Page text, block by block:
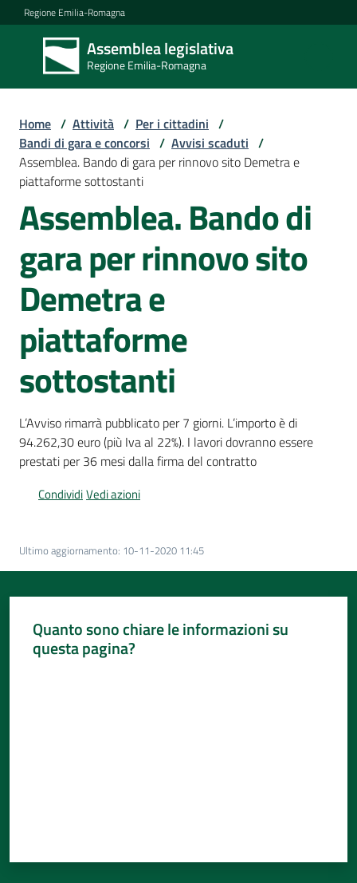
Vai al contenuto
Vai alla navigazione
Vai al footer
Regione Emilia-Romagna
Assemblea legislativa
Regione Emilia-Romagna
Assemblea
legislativa
Regione Emilia-
Assemblea
Attività
Argomenti
Per
i
media
Per
i
Menu selezionato
Home / Attività / Per i cittadini /
Bandi di gara e concorsi / Avvisi scaduti /
Assemblea. Bando di gara per rinnovo sito Demetra e
piattaforme sottostanti
Assemblea. Bando di
gara per rinnovo sito
Demetra e
piattaforme
sottostanti
L’Avviso rimarrà pubblicato per 7 giorni. L’importo è di
94.262,30 euro (più Iva al 22%). I lavori dovranno essere
prestati per 36 mesi dalla firma del contratto
CondividiVedi azioni
Ultimo aggiornamento: 10-11-2020 11:45
Quanto sono chiare le informazioni su
questa pagina?